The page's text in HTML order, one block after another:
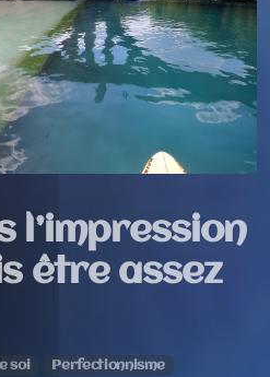
l’impression
être assez
soi
Perfectionnisme